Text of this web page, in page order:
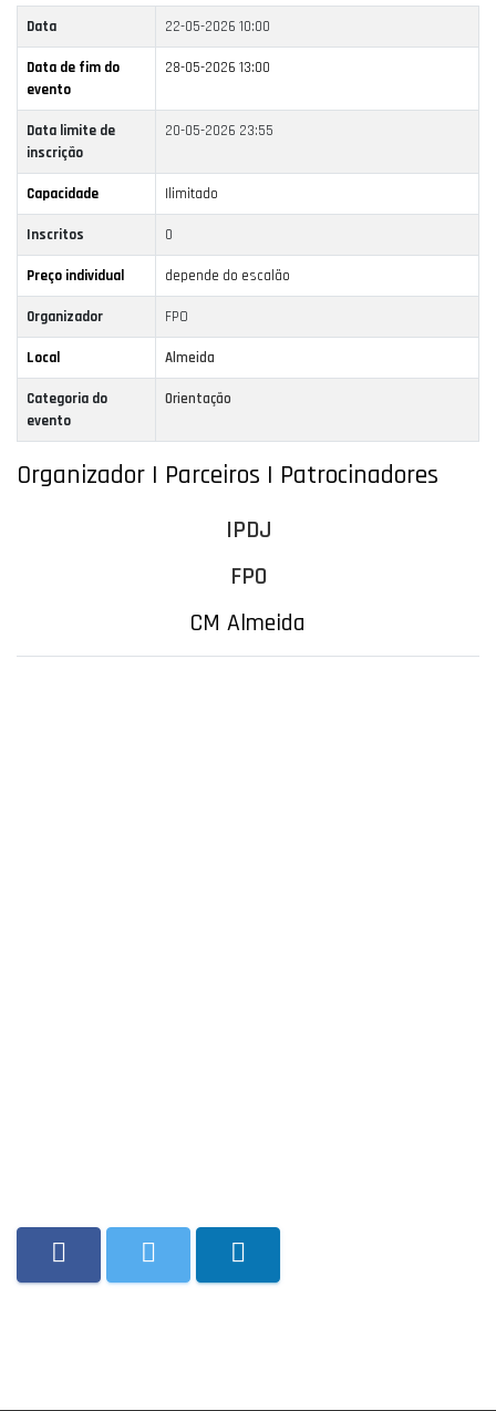
Data 22-05-2026 10:00
Data de fim do
evento
28-05-2026 13:00
Data limite de
inscrição
20-05-2026 23:55
Capacidade Ilimitado
Inscritos 0
Preço individual depende do escalão
Organizador FPO
Local Almeida
Categoria do
evento
Orientação
Organizador | Parceiros | Patrocinadores
IPDJ
FPO
CM Almeida